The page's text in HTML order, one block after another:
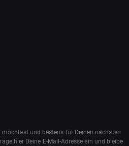
und bestens für Deinen nächsten
hier Deine E-Mail-Adresse ein und bleibe